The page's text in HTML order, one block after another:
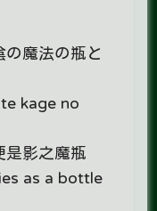
の魔法の瓶と
kage no
是影之魔瓶
as a bottle